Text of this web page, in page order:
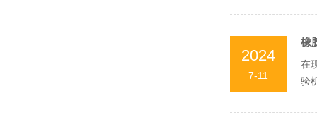
2024
7-11
橡
在
验